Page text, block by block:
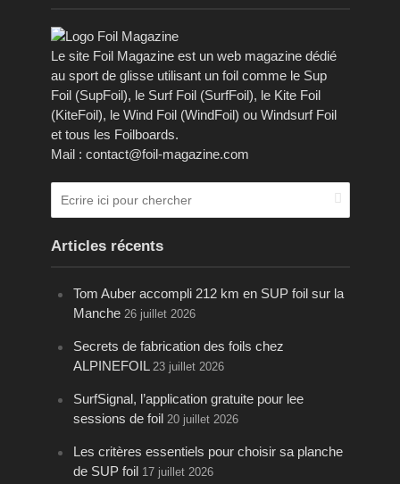
Le site Foil Magazine est un web magazine dédié
au sport de glisse utilisant un foil comme le Sup
Foil (SupFoil), le Surf Foil (SurfFoil), le Kite Foil
(KiteFoil), le Wind Foil (WindFoil) ou Windsurf Foil
et tous les Foilboards.
Mail : contact@foil-magazine.com
Articles récents
Tom Auber accompli 212 km en SUP foil sur la
Manche 26 juillet 2026
Secrets de fabrication des foils chez
ALPINEFOIL 23 juillet 2026
SurfSignal, l’application gratuite pour lee
sessions de foil 20 juillet 2026
Les critères essentiels pour choisir sa planche
de SUP foil 17 juillet 2026